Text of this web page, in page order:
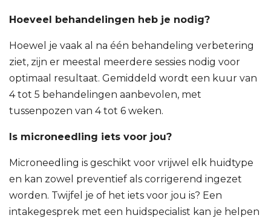
Hoeveel behandelingen heb je nodig?
Hoewel je vaak al na één behandeling verbetering
ziet, zijn er meestal meerdere sessies nodig voor
optimaal resultaat. Gemiddeld wordt een kuur van
4 tot 5 behandelingen aanbevolen, met
tussenpozen van 4 tot 6 weken.
Is microneedling iets voor jou?
Microneedling is geschikt voor vrijwel elk huidtype
en kan zowel preventief als corrigerend ingezet
worden. Twijfel je of het iets voor jou is? Een
intakegesprek met een huidspecialist kan je helpen